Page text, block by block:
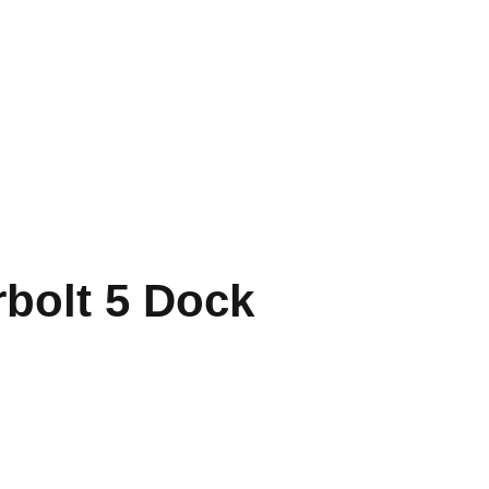
5 Dock